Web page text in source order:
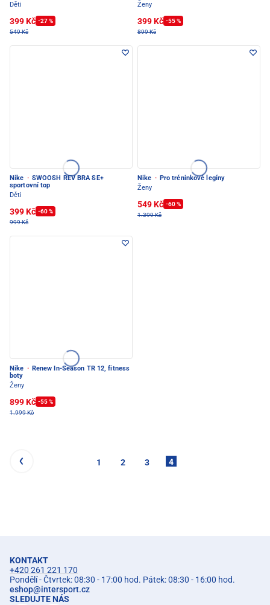
Děti
399 Kč -27 %
549 Kč
Ženy
399 Kč -55 %
899 Kč
Nike · SWOOSH REV BRA SE+
sportovní top
Děti
399 Kč -60 %
999 Kč
Nike · Pro tréninkové legíny
Ženy
549 Kč -60 %
1.399 Kč
Nike · Renew In-Season TR 12, fitness
boty
Ženy
899 Kč -55 %
1.999 Kč
1 2 3 4
KONTAKT
+420 261 221 170
Pondělí - Čtvrtek: 08:30 - 17:00 hod. Pátek: 08:30 - 16:00 hod.
eshop@intersport.cz
SLEDUJTE NÁS